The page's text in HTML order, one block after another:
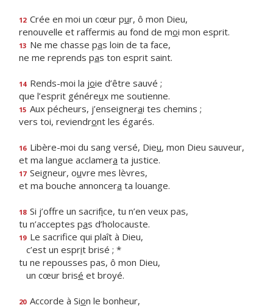
12 Crée en moi un cœur pur, ô mon Dieu,
renouvelle et raffermis au fond de moi mon esprit.
13 Ne me chasse pas loin de ta face,
ne me reprends pas ton esprit saint.
14 Rends-moi la joie d’être sauvé ;
que l’esprit généreux me soutienne.
15 Aux pécheurs, j’enseignerai tes chemins ;
vers toi, reviendront les égarés.
16 Libère-moi du sang versé, Dieu, mon Dieu sauveur,
et ma langue acclamera ta justice.
17 Seigneur, ouvre mes lèvres,
et ma bouche annoncera ta louange.
18 Si j’offre un sacrifice, tu n’en veux pas,
tu n’acceptes pas d’holocauste.
19 Le sacrifice qui plaît à Dieu,
c’est un esprit brisé ; *
tu ne repousses pas, ô mon Dieu,
un cœur brisé et broyé.
20 Accorde à Sion le bonheur,